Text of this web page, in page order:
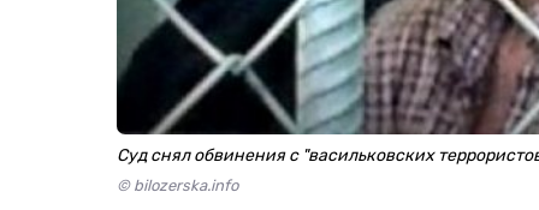
Суд снял обвинения с "васильковских
© bilozerska.info